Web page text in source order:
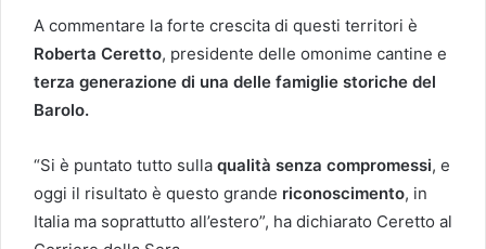
A commentare la forte crescita di questi territori è
Roberta Ceretto, presidente delle omonime cantine e
terza generazione di una delle famiglie storiche del
Barolo.
“Si è puntato tutto sulla qualità senza compromessi, e
oggi il risultato è questo grande riconoscimento, in
Italia ma soprattutto all’estero”, ha dichiarato Ceretto al